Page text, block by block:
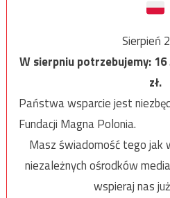
Sierpień
W sierpniu potrzebujemy:
zł.
Państwa wsparcie jest
Fundacji Magna Polonia.
Masz świadomość tego jak
niezależnych ośrodków
wspieraj nas